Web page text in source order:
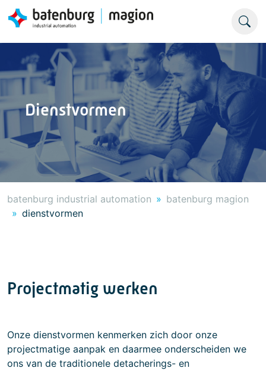
Dienstvormen
batenburg industrial automation
batenburg magion
dienstvormen
Projectmatig werken
Onze dienstvormen kenmerken zich door onze
projectmatige aanpak en daarmee onderscheiden we
ons van de traditionele detacherings- en